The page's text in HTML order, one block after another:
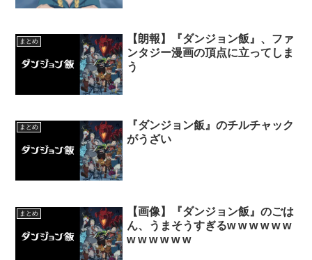
まとめ
【朗報】『ダンジョン飯』、ファ
ンタジー漫画の頂点に立ってしま
う
まとめ
『ダンジョン飯』のチルチャック
がうざい
まとめ
【画像】『ダンジョン飯』のごは
ん、うまそうすぎるw w w w w w
w w w w w w